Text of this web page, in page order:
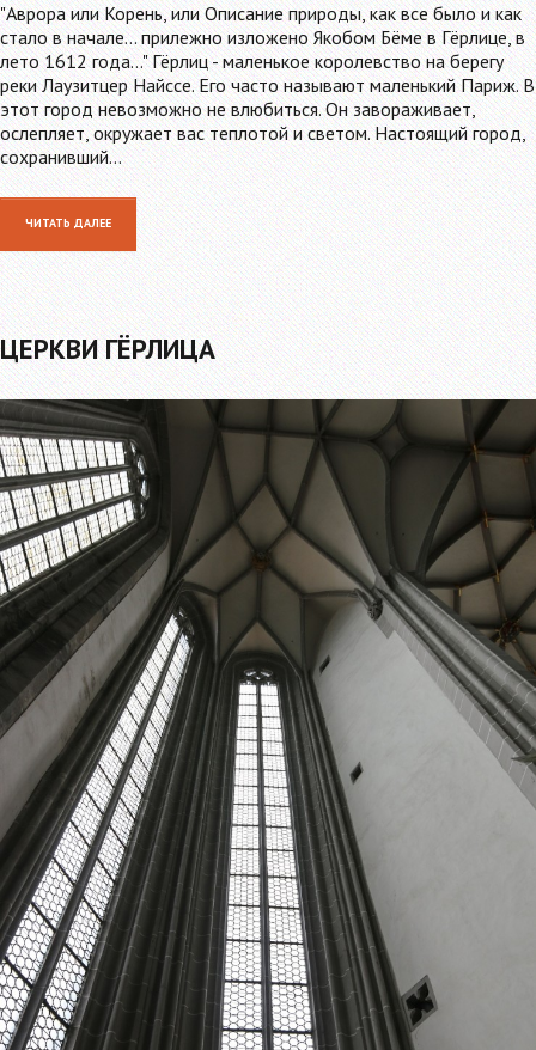
"Аврора или Корень, или Описание природы, как все было и как
стало в начале... прилежно изложено Якобом Бёме в Гёрлице, в
лето 1612 года..." Гёрлиц - маленькое королевство на берегу
реки Лаузитцер Найссе. Его часто называют маленький Париж. В
этот город невозможно не влюбиться. Он завораживает,
ослепляет, окружает вас теплотой и светом. Настоящий город,
сохранивший…
ЧИТАТЬ ДАЛЕЕ
ЦЕРКВИ ГЁРЛИЦА